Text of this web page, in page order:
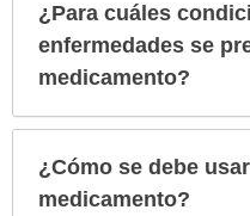
¿Para cuáles
enfermedades se
medicamento?
¿Cómo se debe
medicamento?